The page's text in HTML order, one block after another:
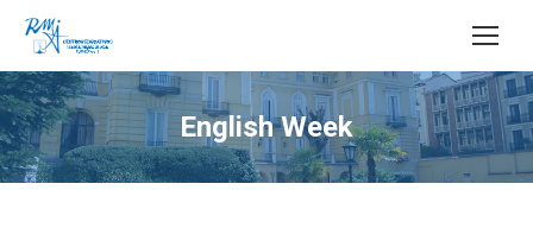
Buscar:
English Week
Estás aquí: